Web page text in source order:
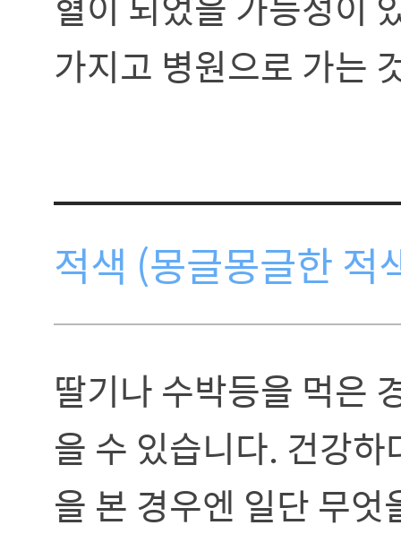
가지고 병원으로 가는
적색 (몽글몽글한
딸기나 수박등을 먹은
을 수 있습니다. 건강
을 본 경우엔 일단 무